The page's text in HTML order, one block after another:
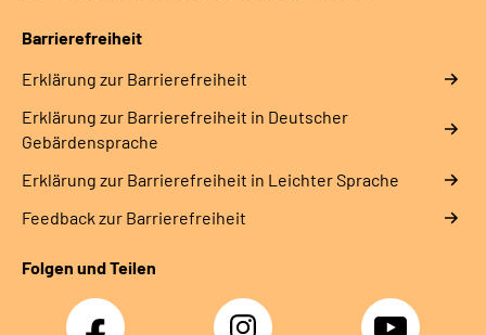
Barrierefreiheit
Erklärung zur Barrierefreiheit
Erklärung zur Barrierefreiheit in Deutscher
Gebärdensprache
Erklärung zur Barrierefreiheit in Leichter Sprache
Feedback zur Barrierefreiheit
Folgen und Teilen
Facebook Instagram YouTube